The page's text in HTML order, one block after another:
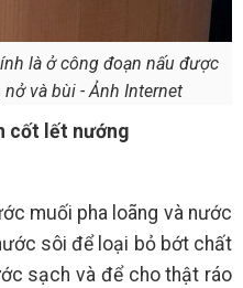
là ở công đoạn nấu được
và bùi - Ảnh Internet
cốt lết nướng
muối pha loãng và nước
sôi để loại bỏ bớt chất
sạch và để cho thật ráo